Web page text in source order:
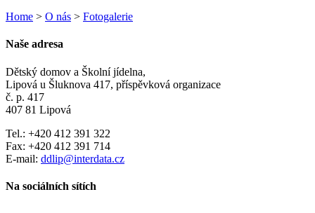
Home > O nás > Fotogalerie
Naše adresa
Dětský domov a Školní jídelna,
Lipová u Šluknova 417, příspěvková organizace
č. p. 417
407 81 Lipová
Tel.: +420 412 391 322
Fax: +420 412 391 714
E-mail: ddlip@interdata.cz
Na sociálních sítích